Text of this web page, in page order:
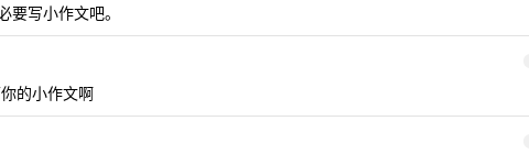
写小作文吧。
的小作文啊